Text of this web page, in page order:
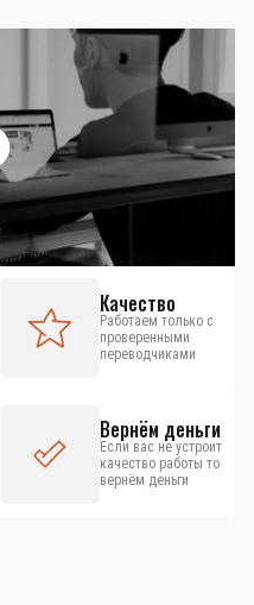
Качество
Работаем только с
проверенными
переводчиками
Вернём деньги
Если вас не устроит
качество работы то
вернём деньги